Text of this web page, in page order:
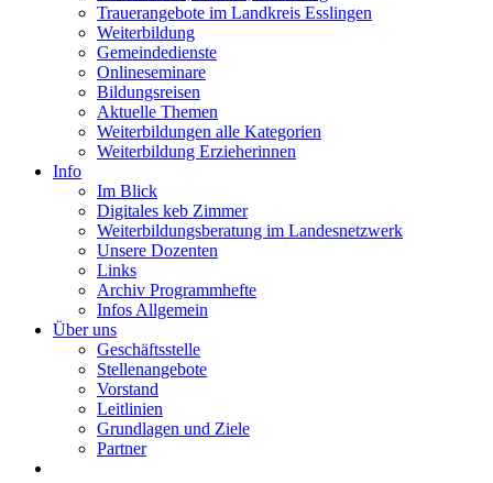
Trauerangebote im Landkreis Esslingen
Weiterbildung
Gemeindedienste
Onlineseminare
Bildungsreisen
Aktuelle Themen
Weiterbildungen alle Kategorien
Weiterbildung Erzieherinnen
Info
Im Blick
Digitales keb Zimmer
Weiterbildungsberatung im Landesnetzwerk
Unsere Dozenten
Links
Archiv Programmhefte
Infos Allgemein
Über uns
Geschäftsstelle
Stellenangebote
Vorstand
Leitlinien
Grundlagen und Ziele
Partner